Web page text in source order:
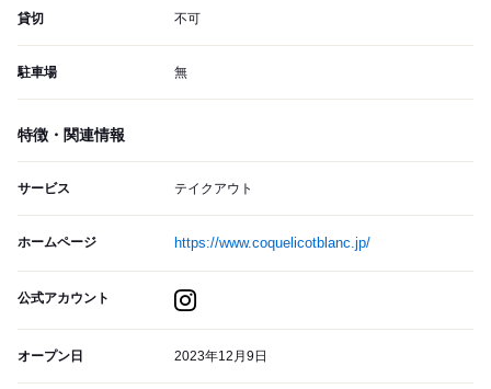
貸切 不可
駐車場 無
特徴・関連情報
サービス テイクアウト
ホームページ https://www.coquelicotblanc.jp/
公式アカウント
オープン日 2023年12月9日